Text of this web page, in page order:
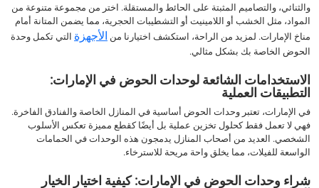
والثنائي، والتصاميم المثبتة على الحائط والمستقلة. اختر من مجموعة متنوعة من
المواد، مثل الخشب أو اللامينيت أو التشطيبات الحجرية، مما يضمن المتانة أمام
مناخ الإمارات. لمزيد من الراحة، استكشف اختيارنا من الأجهزة التي تكمل وحدة
الحوض الخاصة بك بشكل مثالي.
الاستخدامات الشائعة لوحدات الحوض في الإمارات:
التطبيقات العملية
في الإمارات، تعتبر وحدات الحوض أساسية في المنازل الخاصة والفنادق الفاخرة.
فهي لا تعمل فقط كحلول تخزين عملية بل أيضًا كقطع مميزة تعكس الأسلوب
الشخصي. العديد من أصحاب المنازل يدمجون هذه الوحدات في الحمامات
الواسعة للفيلات، مما يخلق واحة مريحة للاسترخاء.
شراء وحدات الحوض في الإمارات: كيفية اختيار الخيار